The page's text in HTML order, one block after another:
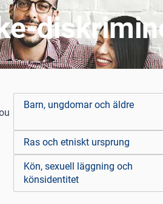
Barn, ungdomar och äldre
Ras och etniskt ursprung
Kön, sexuell läggning och
könsidentitet